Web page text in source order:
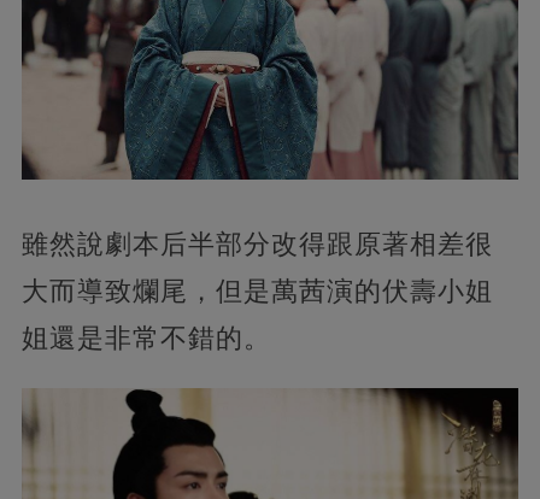
雖然說劇本后半部分改得跟原著相差很
大而導致爛尾，但是萬茜演的伏壽小姐
姐還是非常不錯的。